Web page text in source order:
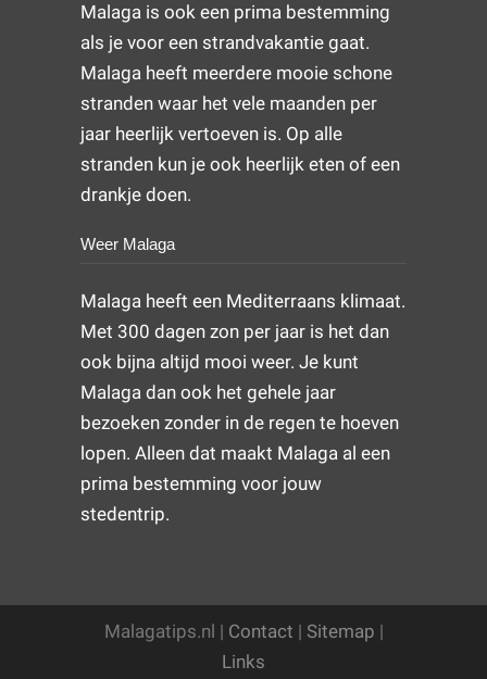
Malaga is ook een prima bestemming
als je voor een strandvakantie gaat.
Malaga heeft meerdere mooie schone
stranden waar het vele maanden per
jaar heerlijk vertoeven is. Op alle
stranden kun je ook heerlijk eten of een
drankje doen.
Weer Malaga
Malaga heeft een Mediterraans klimaat.
Met 300 dagen zon per jaar is het dan
ook bijna altijd mooi weer. Je kunt
Malaga dan ook het gehele jaar
bezoeken zonder in de regen te hoeven
lopen. Alleen dat maakt Malaga al een
prima bestemming voor jouw
stedentrip.
Malagatips.nl | Contact | Sitemap |
Links